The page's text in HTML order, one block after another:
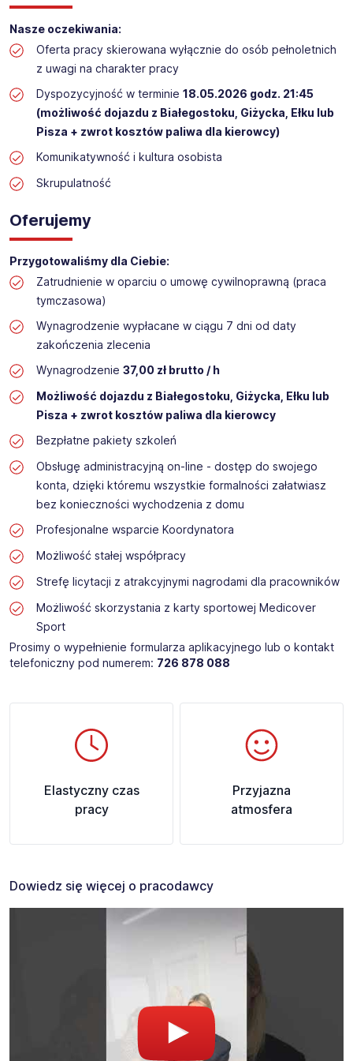
Nasze oczekiwania:
Oferta pracy skierowana wyłącznie do osób pełnoletnich
z uwagi na charakter pracy
Dyspozycyjność w terminie 18.05.2026 godz. 21:45
(możliwość dojazdu z Białegostoku, Giżycka, Ełku lub
Pisza + zwrot kosztów paliwa dla kierowcy)
Komunikatywność i kultura osobista
Skrupulatność
Oferujemy
Przygotowaliśmy dla Ciebie:
Zatrudnienie w oparciu o umowę cywilnoprawną (praca
tymczasowa)
Wynagrodzenie wypłacane w ciągu 7 dni od daty
zakończenia zlecenia
Wynagrodzenie 37,00 zł brutto / h
Możliwość dojazdu z Białegostoku, Giżycka, Ełku lub
Pisza + zwrot kosztów paliwa dla kierowcy
Bezpłatne pakiety szkoleń
Obsługę administracyjną on-line - dostęp do swojego
konta, dzięki któremu wszystkie formalności załatwiasz
bez konieczności wychodzenia z domu
Profesjonalne wsparcie Koordynatora
Możliwość stałej współpracy
Strefę licytacji z atrakcyjnymi nagrodami dla pracowników
Możliwość skorzystania z karty sportowej Medicover
Sport
Prosimy o wypełnienie formularza aplikacyjnego lub o kontakt
telefoniczny pod numerem: 726 878 088
Elastyczny czas
pracy
Przyjazna
atmosfera
Dowiedz się więcej o pracodawcy